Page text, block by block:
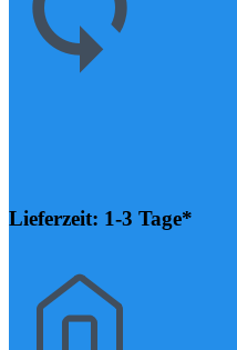
Lieferzeit: 1-3 Tage*